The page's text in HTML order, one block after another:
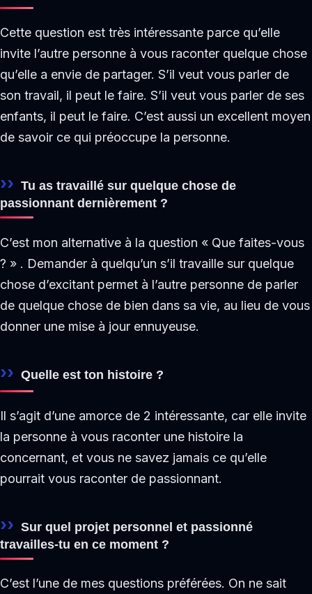
Cette question est très intéressante parce qu’elle
invite l’autre personne à vous raconter quelque chose
qu’elle a envie de partager. S’il veut vous parler de
son travail, il peut le faire. S’il veut vous parler de ses
enfants, il peut le faire. C’est aussi un excellent moyen
de savoir ce qui préoccupe la personne.
Tu as travaillé sur quelque chose de
passionnant dernièrement ?
C’est mon alternative à la question « Que faites-vous
? » . Demander à quelqu’un s’il travaille sur quelque
chose d’excitant permet à l’autre personne de parler
de quelque chose de bien dans sa vie, au lieu de vous
donner une mise à jour ennuyeuse.
Quelle est ton histoire ?
Il s’agit d’une amorce de 2 intéressante, car elle invite
la personne à vous raconter une histoire la
concernant, et vous ne savez jamais ce qu’elle
pourrait vous raconter de passionnant.
Sur quel projet personnel et passionné
travailles-tu en ce moment ?
C’est l’une de mes questions préférées. On ne sait